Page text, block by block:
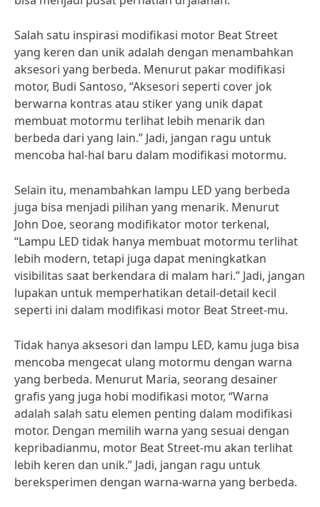
Salah satu inspirasi modifikasi motor Beat Street
yang keren dan unik adalah dengan menambahkan
aksesori yang berbeda. Menurut pakar modifikasi
motor, Budi Santoso, “Aksesori seperti cover jok
berwarna kontras atau stiker yang unik dapat
membuat motormu terlihat lebih menarik dan
berbeda dari yang lain.” Jadi, jangan ragu untuk
mencoba hal-hal baru dalam modifikasi motormu.
Selain itu, menambahkan lampu LED yang berbeda
juga bisa menjadi pilihan yang menarik. Menurut
John Doe, seorang modifikator motor terkenal,
“Lampu LED tidak hanya membuat motormu terlihat
lebih modern, tetapi juga dapat meningkatkan
visibilitas saat berkendara di malam hari.” Jadi, jangan
lupakan untuk memperhatikan detail-detail kecil
seperti ini dalam modifikasi motor Beat Street-mu.
Tidak hanya aksesori dan lampu LED, kamu juga bisa
mencoba mengecat ulang motormu dengan warna
yang berbeda. Menurut Maria, seorang desainer
grafis yang juga hobi modifikasi motor, “Warna
adalah salah satu elemen penting dalam modifikasi
motor. Dengan memilih warna yang sesuai dengan
kepribadianmu, motor Beat Street-mu akan terlihat
lebih keren dan unik.” Jadi, jangan ragu untuk
bereksperimen dengan warna-warna yang berbeda.